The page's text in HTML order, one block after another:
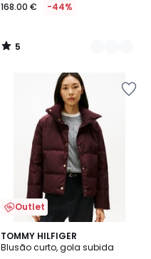
168.00 € -44%
5
/
Outlet
TOMMY HILFIGER
Blusão curto, gola subida
5
/
2
Cores